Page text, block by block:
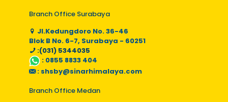
Branch Office Surabaya
Jl.Kedungdoro No. 36-46
Blok B No. 6-7, Surabaya - 60251
:(031) 5344035
: 0855 8833 404
: shsby@sinarhimalaya.com
Branch Office Medan